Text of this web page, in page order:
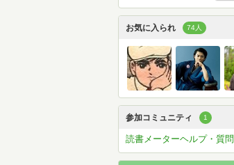
お気に入られ 74人
参加コミュニティ 1
読書メーターヘルプ・質問